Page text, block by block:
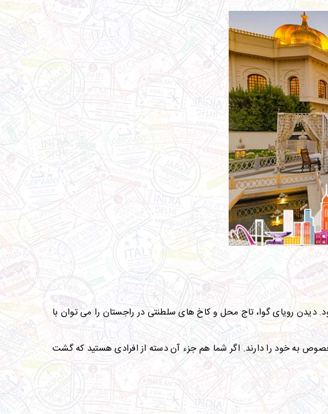
رویای گوا، تاج محل و کاخ های سلطنتی در راجستان را می توان با
به خود را دارند. اگر شما هم جزء آن دسته از افرادی هستید که گشت